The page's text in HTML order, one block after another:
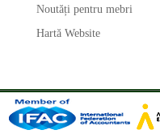
Noutăți pentru mebri
Hartă Website